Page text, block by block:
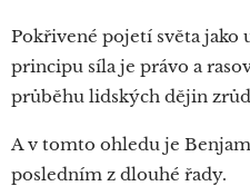
Pokřivené pojetí světa jako
principu síla je právo a
průběhu lidských dějin
A v tomto ohledu je
posledním z dlouhé řady.